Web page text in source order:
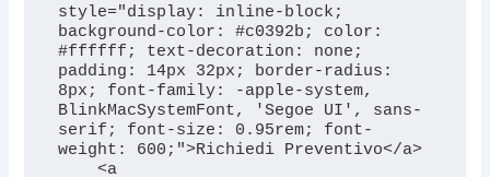
style="display: inline-block;
background-color: #c0392b; color:
#ffffff; text-decoration: none;
padding: 14px 32px; border-radius:
8px; font-family: -apple-system,
BlinkMacSystemFont, 'Segoe UI', sans-
serif; font-size: 0.95rem; font-
weight: 600;">Richiedi Preventivo</a>